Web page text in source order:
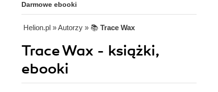
Darmowe ebooki
Helion.pl » Autorzy » 📚 Trace Wax
Trace Wax - książki,
ebooki